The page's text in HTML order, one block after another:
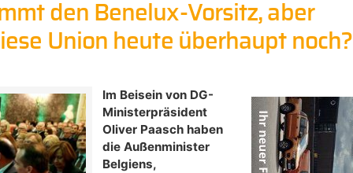
den Benelux-Vorsitz, aber
Union heute überhaupt noch?
Im Beisein von DG-
Ministerpräsident
Oliver Paasch haben
die Außenminister
Belgiens,